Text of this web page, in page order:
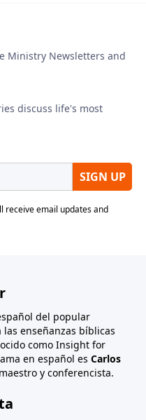
del popular
enseñanzas bíblicas
como Insight for
en español es Carlos
y conferencista.